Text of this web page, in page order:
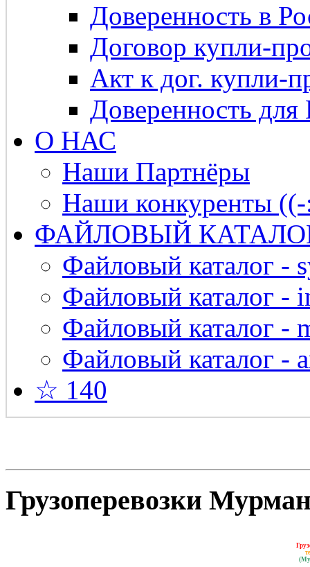
Доверенность в
Договор купли-
Акт к дог. купли-
Доверенность
О НАС
Наши Партнёры
Наши конкуренты
ФАЙЛОВЫЙ
Файловый каталог -
Файловый каталог -
Файловый каталог -
Файловый каталог -
☆ 140
Грузоперевозки